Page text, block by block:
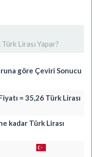
Lirası Yapar?
göre Çeviri Sonucu
= 35,26 Türk Lirası
kadar Türk Lirası